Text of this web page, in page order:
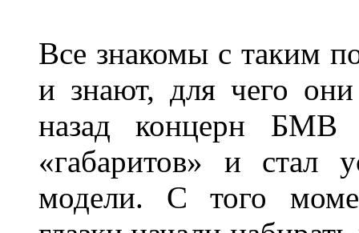
Все знакомы с таким
и знают, для чего
назад концерн БМВ
«габаритов» и стал
модели. С того